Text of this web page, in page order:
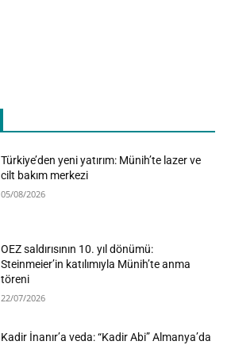
Türkiye’den yeni yatırım: Münih’te lazer ve
cilt bakım merkezi
05/08/2026
OEZ saldırısının 10. yıl dönümü:
Steinmeier’in katılımıyla Münih’te anma
töreni
22/07/2026
Kadir İnanır’a veda: “Kadir Abi” Almanya’da